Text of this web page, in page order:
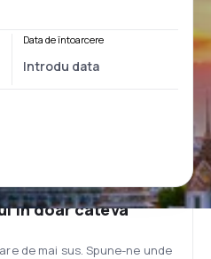
Data de întoarcere
în doar câteva
de mai sus. Spune-ne unde